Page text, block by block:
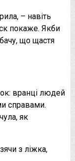
– навіть
покаже. Якби
що щастя
вранці людей
справами.
як
з ліжка,